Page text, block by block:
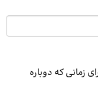
زمانی که دوباره